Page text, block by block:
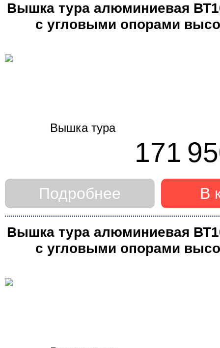
Вышка тура алюминиевая
с угловыми опорами
171
В
Подробнее
Вышка тура алюминиевая
с угловыми опорами